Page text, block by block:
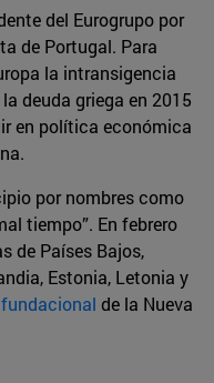
del Eurogrupo por
de Portugal. Para
la intransigencia
deuda griega en 2015
en política económica
por nombres como
tiempo”. En febrero
de Países Bajos,
Estonia, Letonia y
de la Nueva